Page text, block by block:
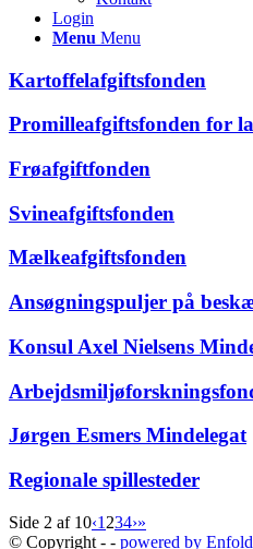
Login
Menu Menu
Kartoffelafgiftsfonden
Promilleafgiftsfonden for
Frøafgiftfonden
Svineafgiftsfonden
Mælkeafgiftsfonden
Ansøgningspuljer på
Konsul Axel Nielsens
Jørgen Esmers Mindelegat
Regionale spillesteder
Side 2 af 10‹1 234›»
© Copyright - - powered by